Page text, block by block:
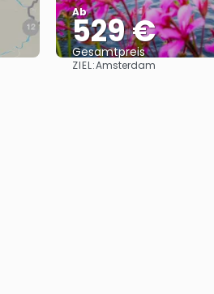
Ab
529 €
Gesamtpreis
ZIEL:Amsterdam